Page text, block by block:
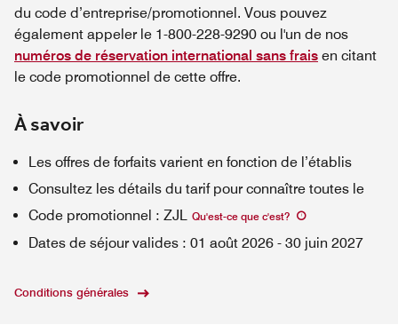
du code d’entreprise/promotionnel. Vous pouvez
également appeler le 1-800-228-9290 ou l'un de nos
numéros de réservation international sans frais en citant
le code promotionnel de cette offre.
À savoir
Les offres de forfaits varient en fonction de l’établis
Consultez les détails du tarif pour connaître toutes le
Code promotionnel : ZJL Qu'est-ce que c'est?
Dates de séjour valides : 01 août 2026 - 30 juin 2027
Conditions générales